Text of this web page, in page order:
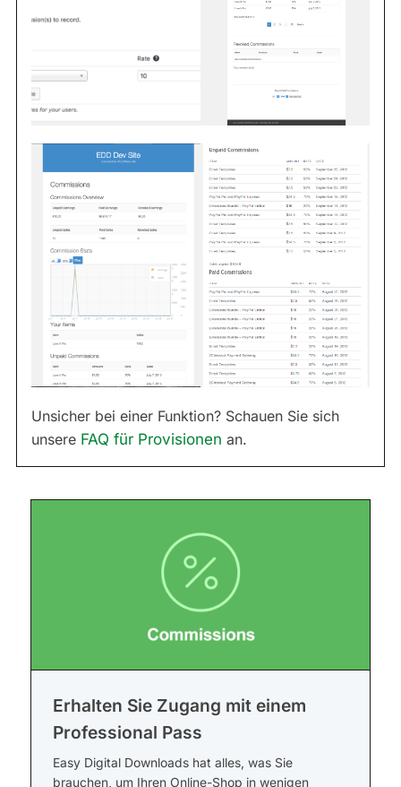
Unsicher bei einer Funktion? Schauen Sie sich
unsere FAQ für Provisionen an.
Erhalten Sie Zugang mit einem
Professional Pass
Easy Digital Downloads hat alles, was Sie
brauchen, um Ihren Online-Shop in wenigen